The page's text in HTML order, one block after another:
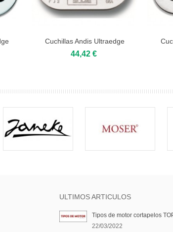
Cuchillas Andis Ultraedge
0,5mm...
44,42 €
ULTIMOS ARTICULOS
Tipos de motor cortapelos
22/03/2022